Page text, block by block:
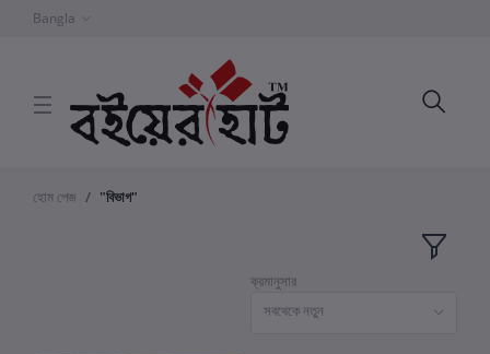
Bangla
হোম পেজ "বিভাগ"
ক্রমানুসার
সবথেকে নতুন